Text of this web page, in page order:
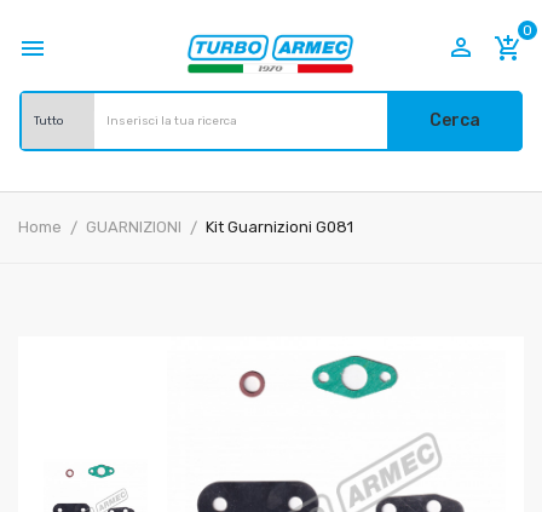
 add_shopping_cart
0

Cerca
Home GUARNIZIONI Kit Guarnizioni G081